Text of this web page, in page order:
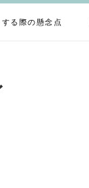
る際の懸念点